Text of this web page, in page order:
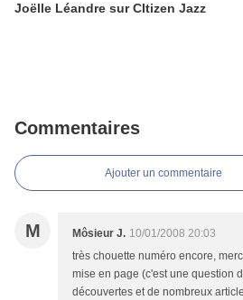
Joëlle Léandre sur CItizen Jazz
Commentaires
Ajouter un commentaire
M Môsieur J. 10/01/2008 20:03
très chouette numéro encore,
mise en page (c'est une question
découvertes et de nombreux